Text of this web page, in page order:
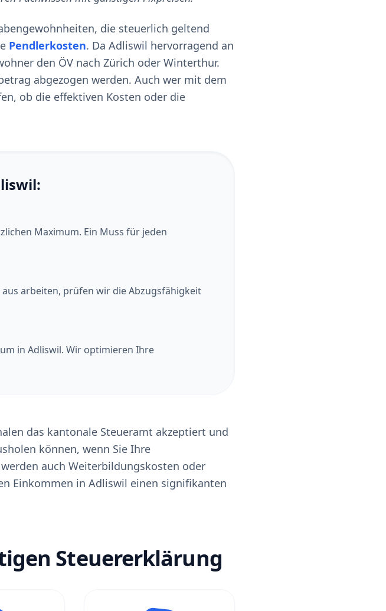
die steuerlich geltend
Pendlerkosten. Da Adliswil hervorragend an
den ÖV nach Zürich oder Winterthur.
abgezogen werden. Auch wer mit dem
ob die effektiven Kosten oder die
Maximum. Ein Muss für jeden
aus arbeiten, prüfen wir die Abzugsfähigkeit
in Adliswil. Wir optimieren Ihre
das kantonale Steueramt akzeptiert und
können, wenn Sie Ihre
auch Weiterbildungskosten oder
Einkommen in Adliswil einen signifikanten
Steuererklärung